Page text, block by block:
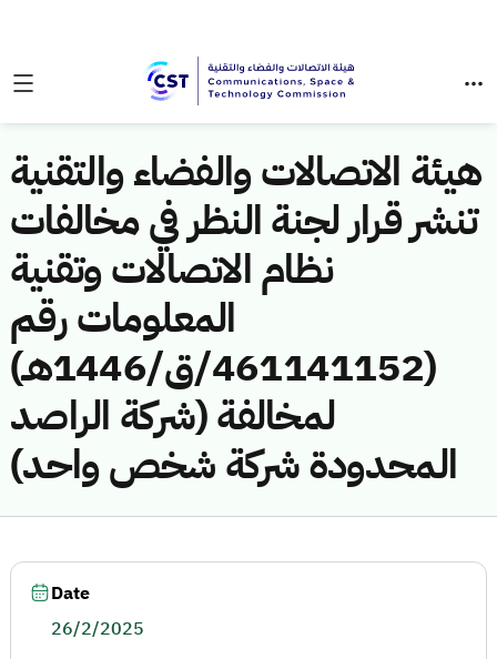
هيئة الاتصالات والفضاء والتقنية
تنشر قرار لجنة النظر في مخالفات
نظام الاتصالات وتقنية
المعلومات رقم
(461141152/ق/1446هـ)
لمخالفة (شركة الراصد
المحدودة شركة شخص واحد)
Date
26/2/2025